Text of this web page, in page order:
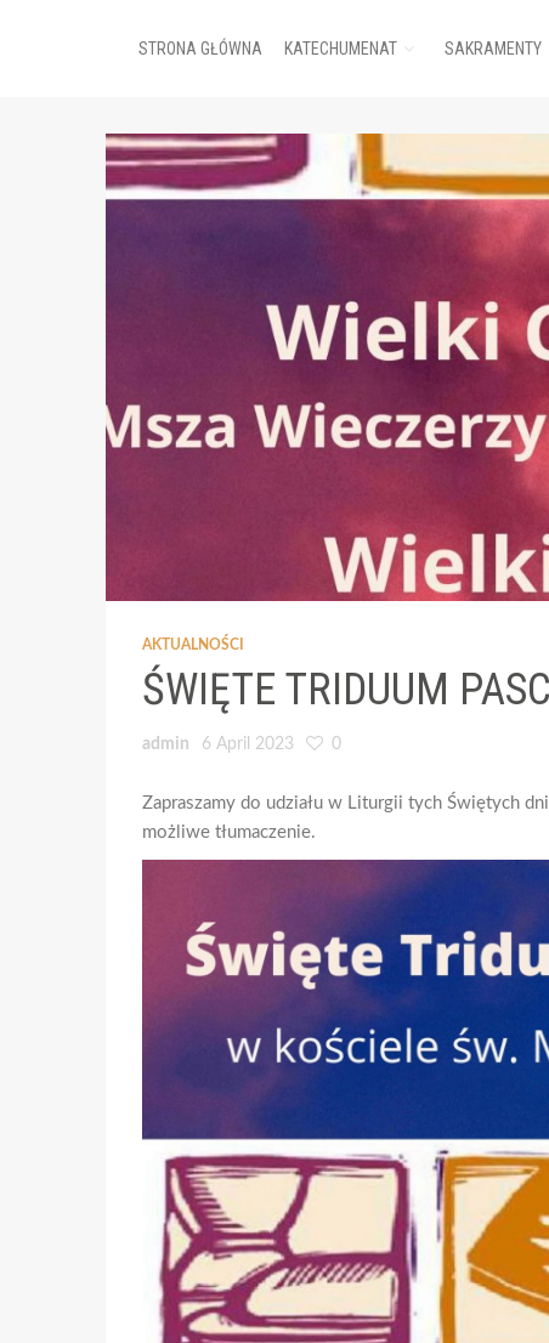
STRONA GŁÓWNA KATECHUMENAT SAKRAMENTY
AKTUALNOŚCI
ŚWIĘTE TRIDUUM
admin 6 April 2023 0
Zapraszamy do udziału w Liturgii tych Świętych
możliwe tłumaczenie.